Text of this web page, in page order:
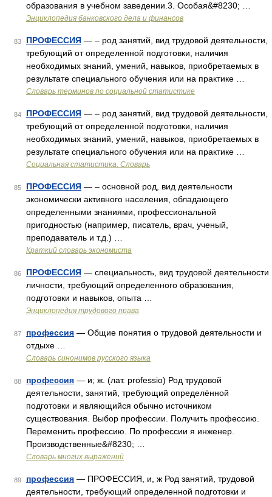
образования в учебном заведении.3. Особая&#8230; …
Энциклопедия банковского дела и финансов
83 ПРОФЕССИЯ — – род занятий, вид трудовой деятельности,
требующий от определенной подготовки, наличия
необходимых знаний, умений, навыков, приобретаемых в
результате специального обучения или на практике …
Словарь терминов по социальной статистике
84 ПРОФЕССИЯ — – род занятий, вид трудовой деятельности,
требующий от определенной подготовки, наличия
необходимых знаний, умений, навыков, приобретаемых в
результате специального обучения или на практике …
Социальная статистика. Словарь
85 ПРОФЕССИЯ — – основной род, вид деятельности
экономически активного населения, обладающего
определенными знаниями, профессиональной
пригодностью (например, писатель, врач, ученый,
преподаватель и т.д.) …
Краткий словарь экономиста
86 ПРОФЕССИЯ — специальность, вид трудовой деятельности
личности, требующий определенного образования,
подготовки и навыков, опыта …
Энциклопедия трудового права
87 профессия — Общие понятия о трудовой деятельности и
отдыхе …
Словарь синонимов русского языка
88 профессия — и; ж. (лат. professio) Род трудовой
деятельности, занятий, требующий определённой
подготовки и являющийся обычно источником
существования. Выбор профессии. Получить профессию.
Переменить профессию. По профессии я инженер.
Производственные&#8230; …
Словарь многих выражений
89 профессия — ПРОФЕССИЯ, и, ж Род занятий, трудовой
деятельности, требующий определенной подготовки и